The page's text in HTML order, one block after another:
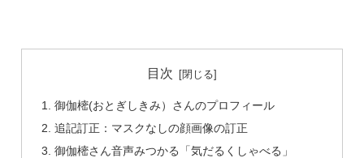
目次
御伽樒(おとぎしきみ）さんのプロフィール
追記訂正：マスクなしの顔画像の訂正
御伽樒さん音声みつかる「気だるくしゃべる」